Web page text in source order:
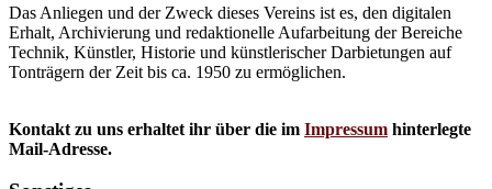
Das Anliegen und der Zweck dieses Vereins ist es, den digitalen
Erhalt, Archivierung und redaktionelle Aufarbeitung der Bereiche
Technik, Künstler, Historie und künstlerischer Darbietungen auf
Tonträgern der Zeit bis ca. 1950 zu ermöglichen.
Kontakt zu uns erhaltet ihr über die im Impressum hinterlegte
Mail-Adresse.